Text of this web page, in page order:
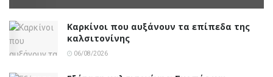
Καρκίνοι που αυξάνουν τα επίπεδα της
καλσιτονίνης
06/08/2026